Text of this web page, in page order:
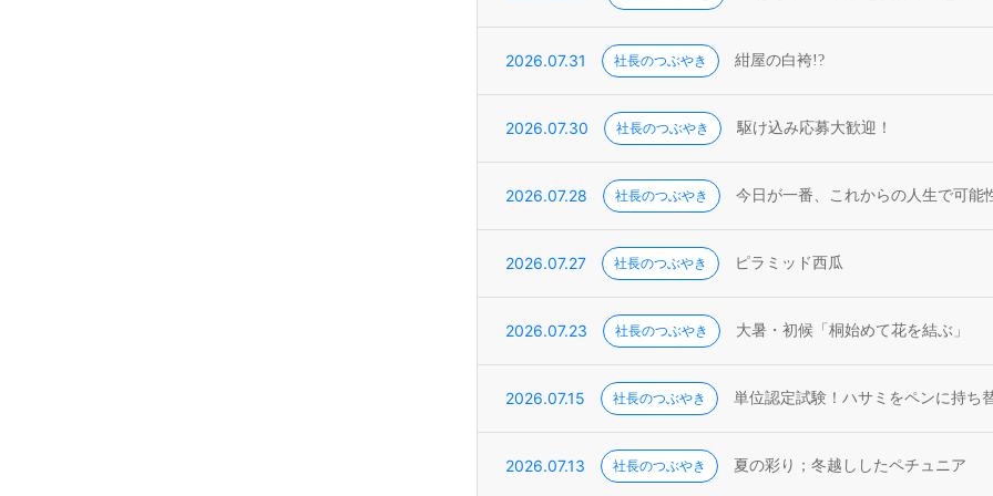
2026.07.31 社長のつぶやき 紺屋の白袴!?
2026.07.30 社長のつぶやき 駆け込み応募大歓迎！
2026.07.28 社長のつぶやき 今日が一番、これからの人生で可能
2026.07.27 社長のつぶやき ピラミッド西瓜
2026.07.23 社長のつぶやき 大暑・初候「桐始めて花を結ぶ」
2026.07.15 社長のつぶやき 単位認定試験！ハサミをペンに持ち
2026.07.13 社長のつぶやき 夏の彩り；冬越ししたペチュニア